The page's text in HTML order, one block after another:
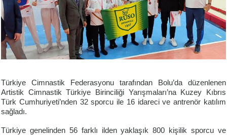
Türkiye Cimnastik Federasyonu tarafından Bolu’da düzenlenen
Artistik Cimnastik Türkiye Birinciliği Yarışmaları’na Kuzey Kıbrıs
Türk Cumhuriyeti’nden 32 sporcu ile 16 idareci ve antrenör katılım
sağladı.
Türkiye genelinden 56 farklı ilden yaklaşık 800 kişilik sporcu ve